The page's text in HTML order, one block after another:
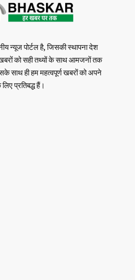
न्यूज पोर्टल है, जिसकी स्थापना देश
को सही तथ्यों के साथ आमजनों तक
साथ ही हम महत्वपूर्ण खबरों को अपने
प्रतिबद्ध हैं।